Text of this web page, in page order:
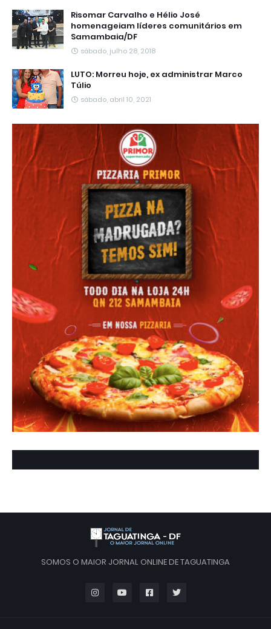
Risomar Carvalho e Hélio José
homenageiam líderes comunitários em
Samambaia/DF
sábado, julho 28, 2018
LUTO: Morreu hoje, ex administrar Marco
Túlio
sábado, abril 10, 2021
SOMOS O MAIOR JORNAL ONLINE DE TAGUATINGA